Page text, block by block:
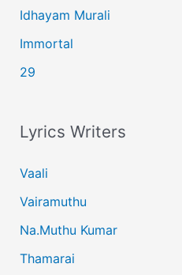
Idhayam Murali
Immortal
29
Lyrics Writers
Vaali
Vairamuthu
Na.Muthu Kumar
Thamarai